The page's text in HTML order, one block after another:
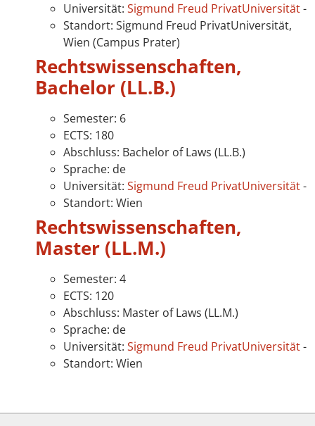
Universität: Sigmund Freud PrivatUniversität-
Standort: Sigmund Freud PrivatUniversität,
Wien (Campus Prater)
Rechtswissenschaften,
Bachelor (LL.B.)
Semester: 6
ECTS: 180
Abschluss: Bachelor of Laws (LL.B.)
Sprache: de
Universität: Sigmund Freud PrivatUniversität-
Standort: Wien
Rechtswissenschaften,
Master (LL.M.)
Semester: 4
ECTS: 120
Abschluss: Master of Laws (LL.M.)
Sprache: de
Universität: Sigmund Freud PrivatUniversität-
Standort: Wien